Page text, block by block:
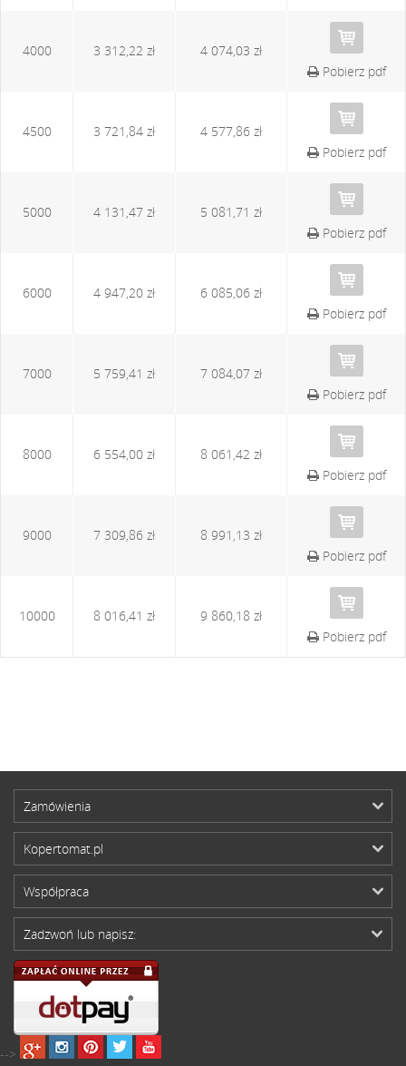
4000 3 312,22 zł
4 074,03 zł
Pobierz pdf
4500 3 721,84 zł
4 577,86 zł
Pobierz pdf
5000 4 131,47 zł
5 081,71 zł
Pobierz pdf
6000 4 947,20 zł
6 085,06 zł
Pobierz pdf
7000 5 759,41 zł
7 084,07 zł
Pobierz pdf
8000 6 554,00 zł
8 061,42 zł
Pobierz pdf
9000 7 309,86 zł
8 991,13 zł
Pobierz pdf
10000 8 016,41 zł
9 860,18 zł
Pobierz pdf
Zamówienia
Kopertomat.pl
Współpraca
Zadzwoń lub napisz:
-->